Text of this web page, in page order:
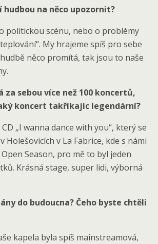
hudbou na něco upozornit?
politickou scénu, nebo o problémy
My hrajeme spíš pro sebe
něco promítá, tak jsou to naše
za sebou více než 100 koncertů,
koncert takříkajíc legendární?
„I wanna dance with you“, který se
Holešovicích v La Fabrice, kde s námi
Season, pro mě to byl jeden
Krásná stage, super lidi, výborná
do budoucna? Čeho byste chtěli
kapela byla spíš mainstreamová,